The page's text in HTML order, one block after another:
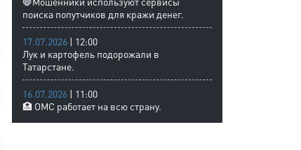
поиска попутчиков для кражи денег.
17.07.2026 | 12:00
Лук и картофель подорожали в
Татарстане.
16.07.2026 | 11:00
🏥 ОМС работает на всю страну.